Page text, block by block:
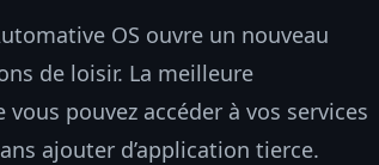
OS ouvre un nouveau
de loisir. La meilleure
pouvez accéder à vos services
ajouter d’application tierce.